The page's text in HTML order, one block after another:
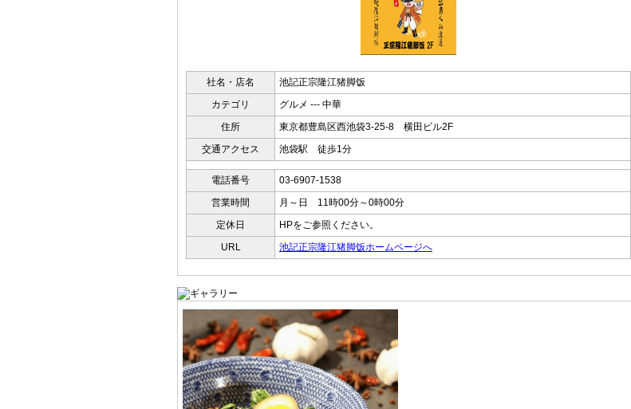
社名・店名
池記正宗隆江猪脚饭
カテゴリ
グルメ --- 中華
住所
東京都豊島区西池袋3-25-8 横田ビル2F
交通アクセス
池袋駅 徒歩1分
電話番号
03-6907-1538
営業時間
月～日 11時00分～0時00分
定休日
HPをご参照ください。
URL
池記正宗隆江猪脚饭ホームページへ